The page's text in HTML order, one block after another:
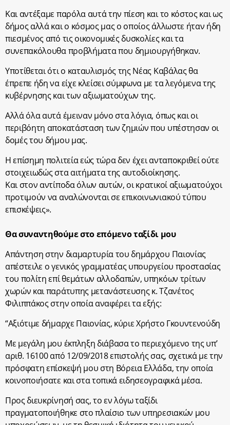
Και αντέξαμε παρόλα αυτά την πίεση και το κόστος και ως
δήμος αλλά και ο κόσμος μας ο οποίος άλλωστε ήταν ήδη
πιεσμένος από τις οικονομικές δυσκολίες και τα
συνεπακόλουθα προβλήματα που δημιουργήθηκαν.
Υποτίθεται ότι ο καταυλισμός της Νέας Καβάλας θα
έπρεπε ήδη να είχε κλείσει σύμφωνα με τα λεγόμενα της
κυβέρνησης και των αξιωματούχων της.
Αλλά όλα αυτά έμειναν μόνο στα λόγια, όπως και οι
περιβόητη αποκατάσταση των ζημιών που υπέστησαν οι
δομές του δήμου μας.
Η επίσημη πολιτεία εώς τώρα δεν έχει ανταποκριθεί ούτε
στοιχειωδώς στα αιτήματα της αυτοδιοίκησης.
Και στον αντίποδα όλων αυτών, οι κρατικοί αξιωματούχοι
προτιμούν να αναλώνονται σε επικοινωνιακού τύπου
επισκέψεις».
Θα συναντηθούμε στο επόμενο ταξίδι μου
Απάντηση στην διαμαρτυρία του δημάρχου Παιονίας
απέστειλε ο γενικός γραμματέας υπουργείου προστασίας
του πολίτη επί θεμάτων αλλοδαπών, υπηκόων τρίτων
χωρών και παράτυπης μετανάστευσης κ. Τζανέτος
Φιλιππάκος στην οποία αναφέρει τα εξής:
“Αξιότιμε δήμαρχε Παιονίας, κύριε Χρήστο Γκουντενούδη
Με μεγάλη μου έκπληξη διάβασα το περιεχόμενο της υπ’
αριθ. 16100 από 12/09/2018 επιστολής σας, σχετικά με την
πρόσφατη επίσκεψή μου στη Βόρεια Ελλάδα, την οποία
κοινοποιήσατε και στα τοπικά ειδησεογραφικά μέσα.
Προς διευκρίνησή σας, το εν λόγω ταξίδι
πραγματοποιήθηκε στο πλαίσιο των υπηρεσιακών μου